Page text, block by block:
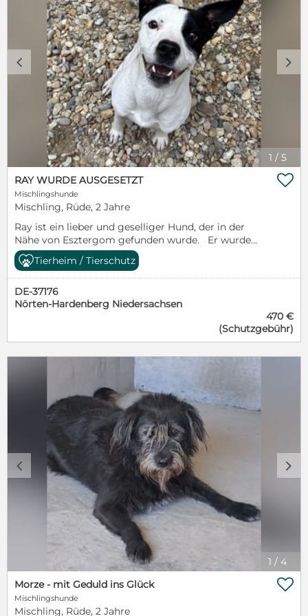
zukünftigen Familie leben.
1 / 5
c d
RAY WURDE AUSGESETZT
Mischlingshunde
Mischling, Rüde, 2 Jahre
Ray ist ein lieber und geselliger Hund, der in der
Nähe von Esztergom gefunden wurde. Er wurde
dort von einem Auto ausgesetzt und streunte
tagelang durch die Gegend bis er eingefangen und
ins Tierheim gebracht wurde. Anfangs war er
Fremden gegenüber sehr misstrauisch und hatte
Angst, dadurch gestaltete sich das Einfangen
versteht er sich mit anderen Hunden gut, auch wenn
er noch nicht mit ihnen spielt. Obwohl er anfangs
Angst vor Menschen hatte, zeigt Ray jetzt deutlich,
dass er ein liebenswerter Hund ist, der nur noch ein
bisschen Zeit und Geduld braucht, um Vertrauen zu
fassen. Er macht aber große Fortschritte. Ray wartet
darauf, Teil einer Familie zu werden, die ihm
Geborgenheit und Liebe schenkt. Wenn du Ray ein
liebevolles Zuhause geben möchtest, freuen wir uns
über eine Nachricht. Ansprechpartnerin Anna
Bachmann a.bachmann@herz-fuer-ungarnhunde.de

Tierheim / Tierschutz
DE-37176
Nörten-Hardenberg Niedersachsen
470 €
(Schutzgebühr)
1 / 4
c d
Morze - mit Geduld ins Glück
Mischlingshunde
Mischling, Rüde, 2 Jahre
